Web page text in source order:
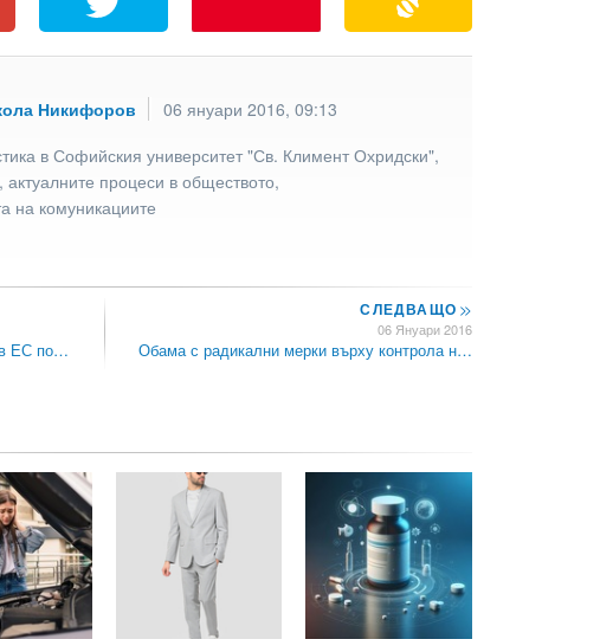
Никифоров
06 януари 2016, 09:13
в Софийския университет "Св. Климент Охридски",
процеси в обществото,
на комуникациите
в ЕС по…
СЛЕДВАЩО>>
06 Януари 2016
Обама с радикални мерки върху контрола н…